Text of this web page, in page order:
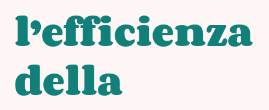
l’efficienza
della